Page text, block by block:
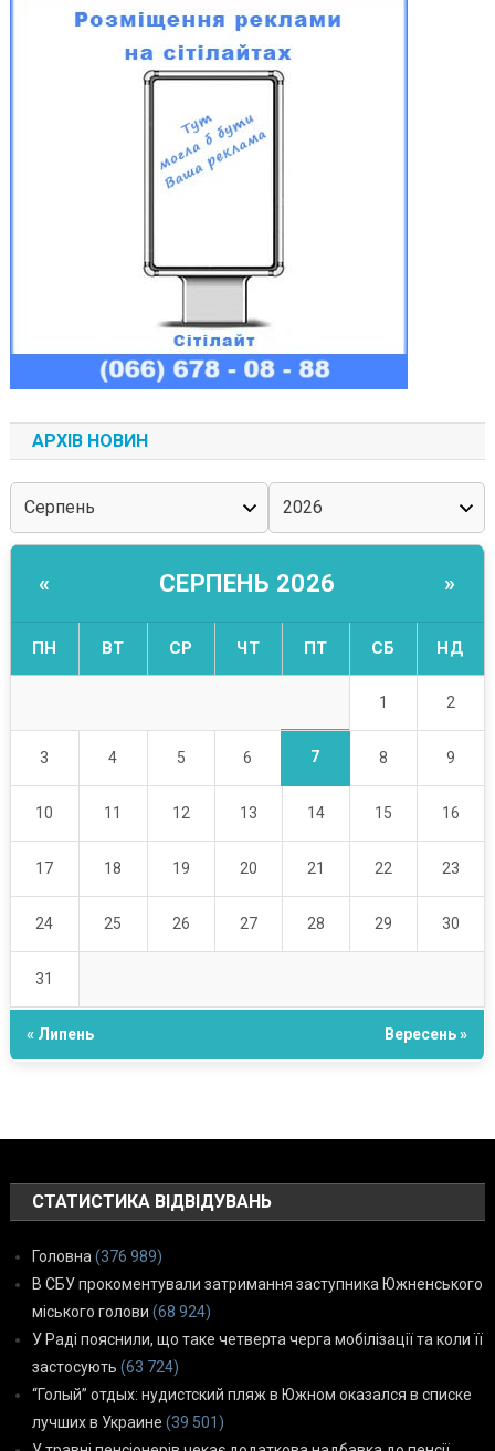
АРХІВ НОВИН
« СЕРПЕНЬ 2026 »
ПН ВТ СР ЧТ ПТ СБ НД
1 2
3 4 5 6 7 8 9
10 11 12 13 14 15 16
17 18 19 20 21 22 23
24 25 26 27 28 29 30
31
« Липень Вересень »
СТАТИСТИКА ВІДВІДУВАНЬ
Головна (376 989)
В СБУ прокоментували затримання заступника Южненського
міського голови (68 924)
У Раді пояснили, що таке четверта черга мобілізації та коли її
застосують (63 724)
“Голый” отдых: нудистский пляж в Южном оказался в списке
лучших в Украине (39 501)